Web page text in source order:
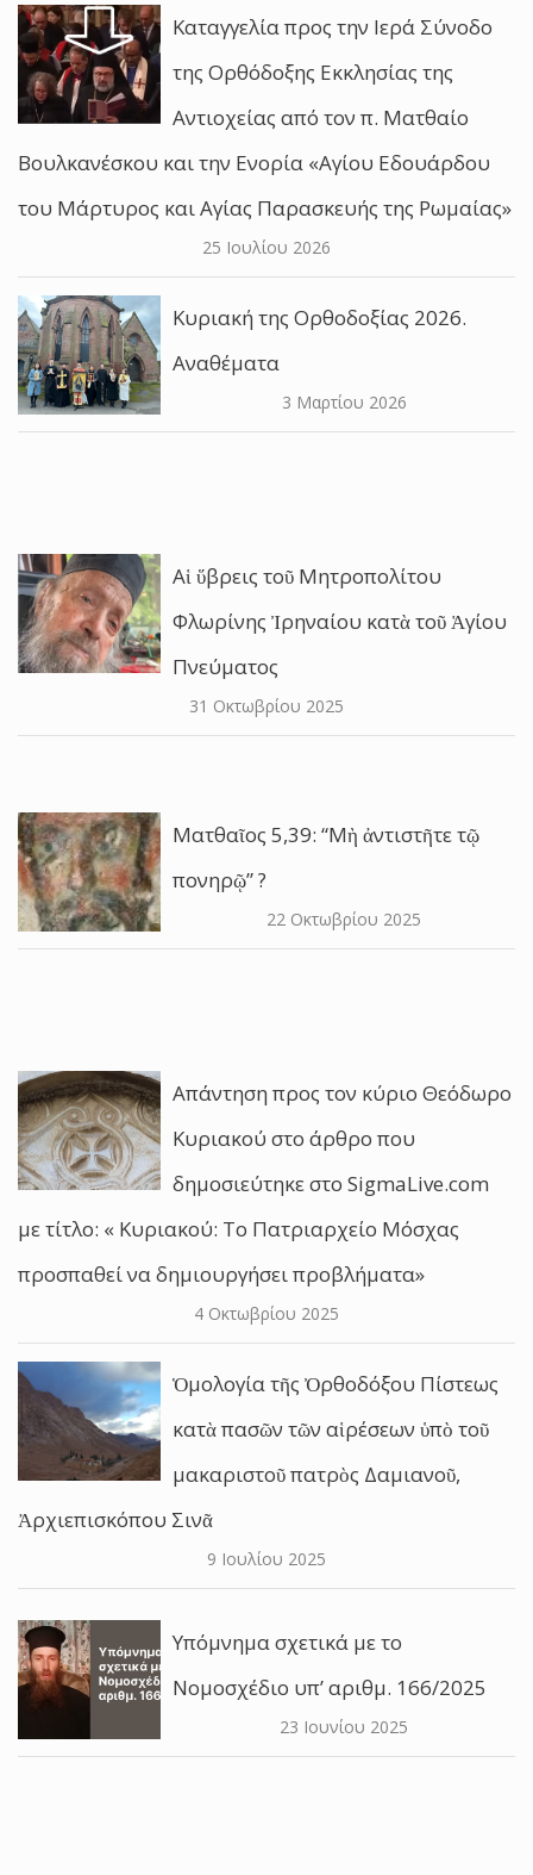
Καταγγελία προς την Ιερά Σύνοδο
της Ορθόδοξης Εκκλησίας της
Αντιοχείας από τον π. Ματθαίο
Βουλκανέσκου και την Ενορία «Αγίου Εδουάρδου
του Μάρτυρος και Αγίας Παρασκευής της Ρωμαίας»
25 Ιουλίου 2026
Κυριακή της Ορθοδοξίας 2026.
Αναθέματα
3 Μαρτίου 2026
Αἱ ὕβρεις τοῦ Μητροπολίτου
Φλωρίνης Ἰρηναίου κατὰ τοῦ Ἁγίου
Πνεύματος
31 Οκτωβρίου 2025
Ματθαῖος 5,39: “Μὴ ἀντιστῆτε τῷ
πονηρῷ” ?
22 Οκτωβρίου 2025
Απάντηση προς τον κύριο Θεόδωρο
Κυριακού στο άρθρο που
δημοσιεύτηκε στο SigmaLive.com
με τίτλο: « Κυριακού: Το Πατριαρχείο Μόσχας
προσπαθεί να δημιουργήσει προβλήματα»
4 Οκτωβρίου 2025
Ὁμολογία τῆς Ὀρθοδόξου Πίστεως
κατὰ πασῶν τῶν αἱρέσεων ὑπὸ τοῦ
μακαριστοῦ πατρὸς Δαμιανοῦ,
Ἀρχιεπισκόπου Σινᾶ
9 Ιουλίου 2025
Υπόμνημα σχετικά με το
Νομοσχέδιο υπ’ αριθμ. 166/2025
23 Ιουνίου 2025